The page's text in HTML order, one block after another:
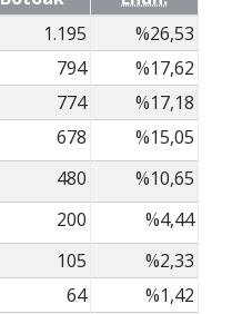
1.195
%26,53
794
%17,62
774
%17,18
678
%15,05
480
%10,65
200
%4,44
105
%2,33
64
%1,42